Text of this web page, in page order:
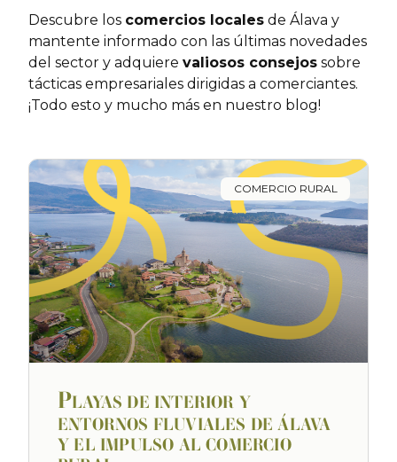
Descubre los comercios locales de Álava y
mantente informado con las últimas novedades
del sector y adquiere valiosos consejos sobre
tácticas empresariales dirigidas a comerciantes.
¡Todo esto y mucho más en nuestro blog!
COMERCIO RURAL
PLAYAS DE INTERIOR Y
ENTORNOS FLUVIALES DE ÁLAVA
Y EL IMPULSO AL COMERCIO